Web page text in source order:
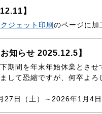
】
ジェット印刷 のページに加
知らせ 2025.12.5】
期間を年末年始休業とさせ
して恐縮ですが、何卒よろ
日（土）～2026年1月4